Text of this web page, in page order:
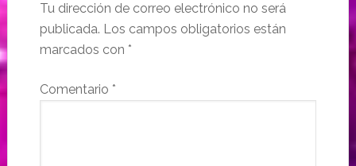
Tu dirección de correo electrónico no será
publicada. Los campos obligatorios están
marcados con *
Comentario *